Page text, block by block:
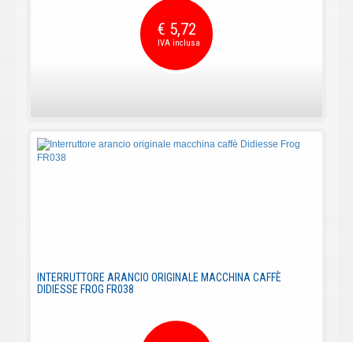
€ 5,72
INTERRUTTORE ARANCIO ORIGINALE MACCHINA CAFFÈ
DIDIESSE FROG FR038